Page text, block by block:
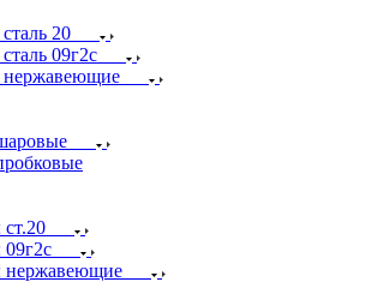
20
09г2с